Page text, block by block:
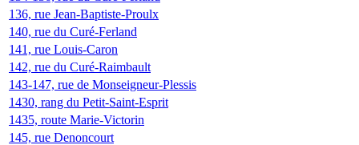
136, rue Jean-Baptiste-Proulx
140, rue du Curé-Ferland
141, rue Louis-Caron
142, rue du Curé-Raimbault
143-147, rue de Monseigneur-Plessis
1430, rang du Petit-Saint-Esprit
1435, route Marie-Victorin
145, rue Denoncourt